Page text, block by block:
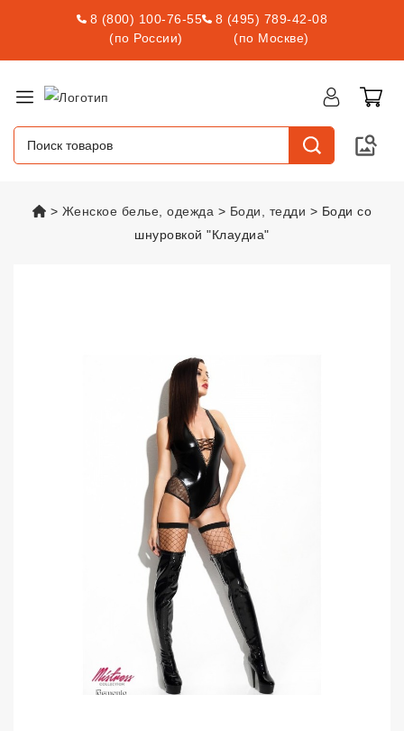
8 (800) 100-76-55
(по России)
8 (495) 789-42-08
(по Москве)
vsexshop.ru
Женское белье, одежда Боди, тедди
Боди со
шнуровкой "Клаудиа"